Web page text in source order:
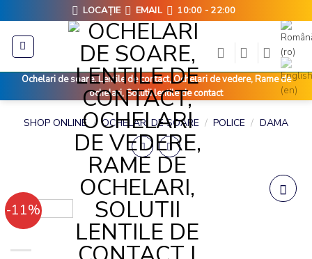
to
content
LOCAȚIE EMAIL 10:00 - 22:00
Ochelari de soare, Lentile de contact, Ochelari de vedere, Rame de
ochelari, Solutii lentile de contact
SHOP ONLINE / OCHELARI DE SOARE / POLICE / DAMA
-11%
POLICE SPL156 Q02X